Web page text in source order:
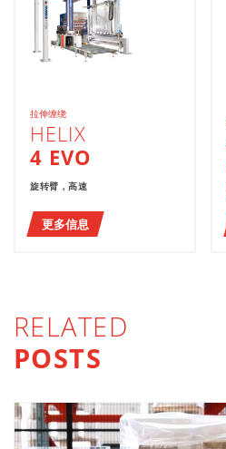
拉伸缠绕
HELIX
4 EVO
旋转臂，高速
更多信息
RELATED
POSTS